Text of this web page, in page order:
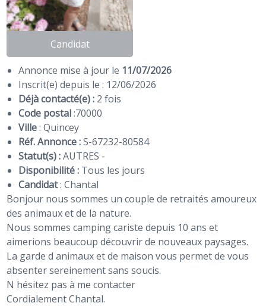
Candidat
Annonce mise à jour le 11/07/2026
Inscrit(e) depuis le : 12/06/2026
Déjà contacté(e) : 2 fois
Code postal:70000
Ville: Quincey
Réf. Annonce :S-67232-80584
Statut(s) :AUTRES -
Disponibilité : Tous les jours
Candidat:Chantal
Bonjour nous sommes un couple de retraités amoureux
des animaux et de la nature.
Nous sommes camping cariste depuis 10 ans et
aimerions beaucoup découvrir de nouveaux paysages.
La garde d animaux et de maison vous permet de vous
absenter sereinement sans soucis.
N hésitez pas à me contacter
Cordialement Chantal.